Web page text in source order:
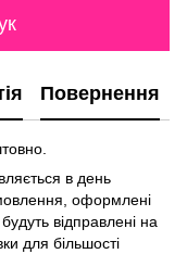
Повернення
в день
оформлені
відправлені на
для більшості